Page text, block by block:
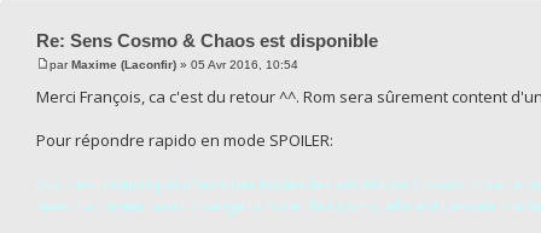
Re: Sens Cosmo & Chaos est disponible
parMaxime (Laconfir) » 05 Avr 2016, 10:54
Merci François, ca c'est du retour ^^. Rom sera sûrement content
Pour répondre rapido en mode SPOILER:
Oui c'est compliqué d'aborder toutes les vérités de Cosmo, mais le
avec Ta Larme, alors change la rune de Cosmo, elle est censée